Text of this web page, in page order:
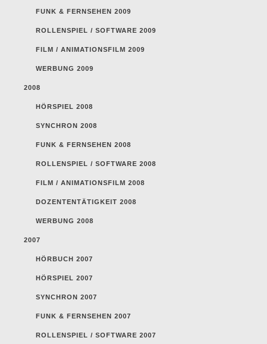
FUNK & FERNSEHEN 2009
ROLLENSPIEL / SOFTWARE 2009
FILM / ANIMATIONSFILM 2009
WERBUNG 2009
2008
HÖRSPIEL 2008
SYNCHRON 2008
FUNK & FERNSEHEN 2008
ROLLENSPIEL / SOFTWARE 2008
FILM / ANIMATIONSFILM 2008
DOZENTENTÄTIGKEIT 2008
WERBUNG 2008
2007
HÖRBUCH 2007
HÖRSPIEL 2007
SYNCHRON 2007
FUNK & FERNSEHEN 2007
ROLLENSPIEL / SOFTWARE 2007